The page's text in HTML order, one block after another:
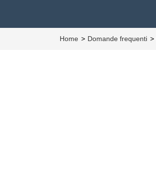
Home Domande frequenti